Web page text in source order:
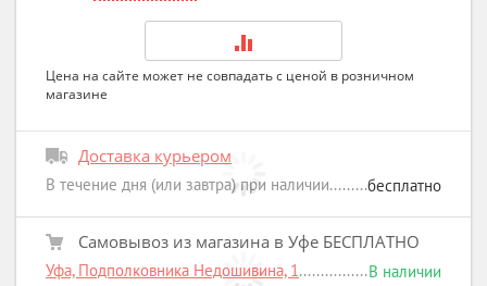
Цена на сайте может не совпадать с ценой в розничном
магазине
Доставка курьером
В течение дня (или завтра) при наличии бесплатно
Самовывоз из магазина в Уфе БЕСПЛАТНО
Уфа, Подполковника Недошивина, 1
В наличии